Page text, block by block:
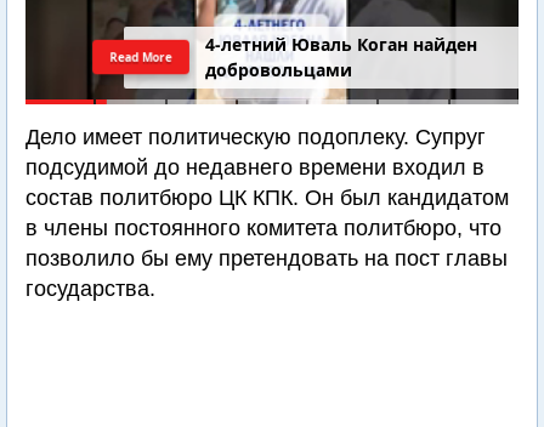
4-летний Юваль Коган найден
добровольцами
Read More
Дело имеет политическую подоплеку. Супруг
подсудимой до недавнего времени входил в
состав политбюро ЦК КПК. Он был кандидатом
в члены постоянного комитета политбюро, что
позволило бы ему претендовать на пост главы
государства.